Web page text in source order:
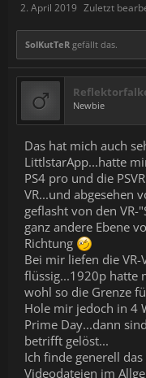
2. April 2019 Zuletzt
SolKutTeR gefällt das.
Newbie
Das hat mich auch
LittlstarApp...hatte
PS4 pro und die
VR...und abgesehen
geflasht von den
ganz andere Ebene
Richtung
Bei mir liefen die
flüssig...1920p hatte
wohl so die Grenze
Hole mir jedoch in 4
Prime Day...dann
betrifft gelöst...
Ich finde generell
Videodateien im